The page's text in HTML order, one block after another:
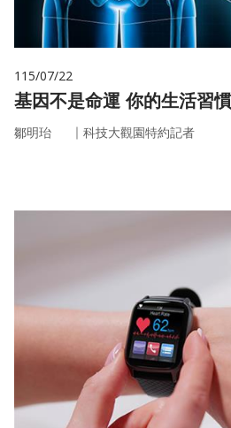
115/07/22
基因不是命運 你
鄒明珆 ｜ 科技大觀園特約記者